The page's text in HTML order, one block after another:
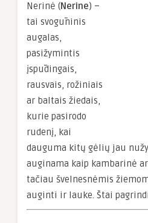
Nerinė (Nerine) –
tai svogūninis
augalas,
pasižymintis
įspūdingais,
rausvais, rožiniais
ar baltais žiedais,
kurie pasirodo
rudenį, kai
dauguma kitų gėlių jau
auginama kaip kambarinė
tačiau švelnesnėmis
auginti ir lauke. Štai